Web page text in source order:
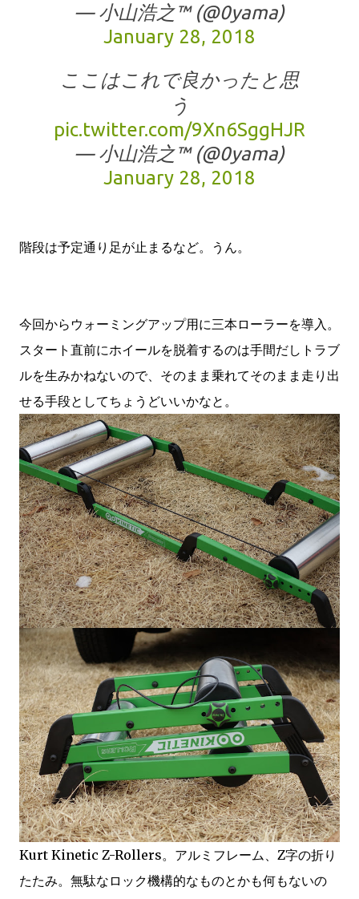
— 小山浩之™ (@0yama)
January 28, 2018
ここはこれで良かったと思
う
pic.twitter.com/9Xn6SggHJR
— 小山浩之™ (@0yama)
January 28, 2018
階段は予定通り足が止まるなど。うん。
今回からウォーミングアップ用に三本ローラーを導入。
スタート直前にホイールを脱着するのは手間だしトラブ
ルを生みかねないので、そのまま乗れてそのまま走り出
せる手段としてちょうどいいかなと。
Kurt Kinetic Z-Rollers。アルミフレーム、Z字の折り
たたみ。無駄なロック機構的なものとかも何もないの